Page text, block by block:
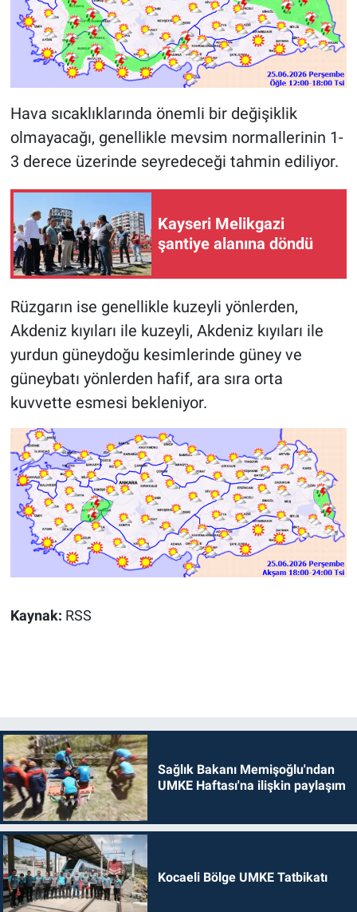
Hava sıcaklıklarında önemli bir değişiklik
olmayacağı, genellikle mevsim normallerinin 1-
3 derece üzerinde seyredeceği tahmin ediliyor.
Kayseri Melikgazi
şantiye alanına döndü
Rüzgarın ise genellikle kuzeyli yönlerden,
Akdeniz kıyıları ile kuzeyli, Akdeniz kıyıları ile
yurdun güneydoğu kesimlerinde güney ve
güneybatı yönlerden hafif, ara sıra orta
kuvvette esmesi bekleniyor.
Kaynak: RSS
Sağlık Bakanı Memişoğlu'ndan
UMKE Haftası'na ilişkin paylaşım
Kocaeli Bölge UMKE Tatbikatı